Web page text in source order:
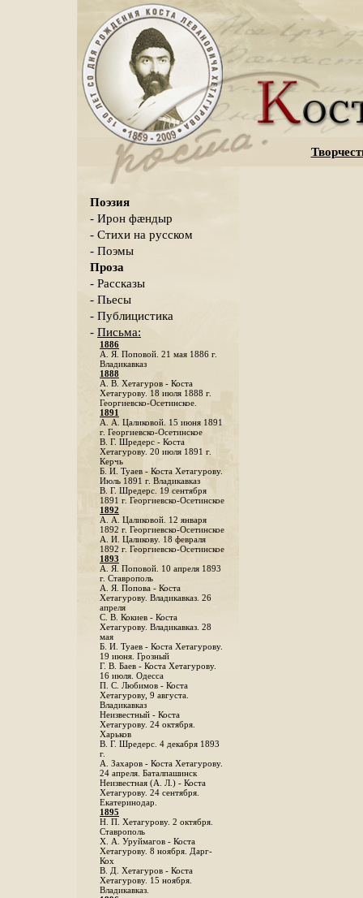
Поэзия
- Ирон фæндыр
- Стихи на русском
- Поэмы
Проза
- Рассказы
- Пьесы
- Публицистика
- Письма:
1886
А. Я. Поповой. 21 мая 1886 г.
Владикавказ
1888
A. В. Хетагуров - Коста
Хетагурову. 18 июля 1888 г.
Георгиевско-Осетинское.
1891
А. А. Цаликовой. 15 июня 1891
г. Георгиевско-Осетинское
B. Г. Шредерс - Коста
Хетагурову. 20 июля 1891 г.
Керчь
Б. И. Туаев - Коста Хетагурову.
Июль 1891 г. Владикавказ
В. Г. Шредерс. 19 сентября
1891 г. Георгиевско-Осетинское
1892
А. А. Цаликовой. 12 января
1892 г. Георгиевско-Осетинское
А. И. Цаликову. 18 февраля
1892 г. Георгиевско-Осетинское
1893
А. Я. Поповой. 10 апреля 1893
г. Ставрополь
A. Я. Попова - Коста
Хетагурову. Владикавказ. 26
апреля
С. В. Кокиев - Коста
Хетагурову. Владикавказ. 28
мая
Б. И. Туаев - Коста Хетагурову.
19 июня. Грозный
Г. В. Баев - Коста Хетагурову.
16 июля. Одесса
П. С. Любимов - Коста
Хетагурову, 9 августа.
Владикавказ
Неизвестный - Коста
Хетагурову. 24 октября.
Харьков
B. Г. Шредерс. 4 декабря 1893
г.
А. Захаров - Коста Хетагурову.
24 апреля. Баталпашинск
Неизвестная (А. Л.) - Коста
Хетагурову. 24 сентября.
Екатеринодар.
1895
Н. П. Хетагурову. 2 октября.
Ставрополь
X. А. Уруймагов - Коста
Хетагурову. 8 ноября. Дарг-
Кох
В. Д. Хетагуров - Коста
Хетагурову. 15 ноября.
Владикавказ.